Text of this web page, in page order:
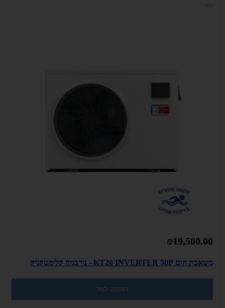
₪19,500.00
משאבת חום KT20 INVERTER 50P - נורבגיה קלימטקניק
הוספה לסל